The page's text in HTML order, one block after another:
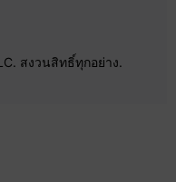
สงวนสิทธิ์ทุกอย่าง.